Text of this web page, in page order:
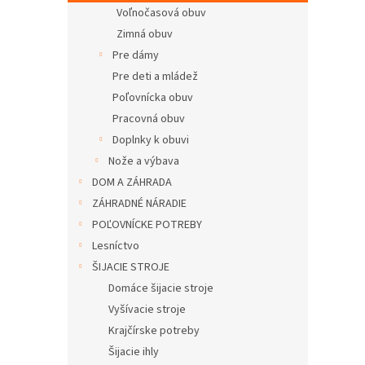
Voľnočasová obuv
Zimná obuv
Pre dámy
Pre deti a mládež
Poľovnícka obuv
Pracovná obuv
Doplnky k obuvi
Nože a výbava
DOM A ZÁHRADA
ZÁHRADNÉ NÁRADIE
POĽOVNÍCKE POTREBY
Lesníctvo
ŠIJACIE STROJE
Domáce šijacie stroje
Vyšívacie stroje
Krajčírske potreby
Šijacie ihly